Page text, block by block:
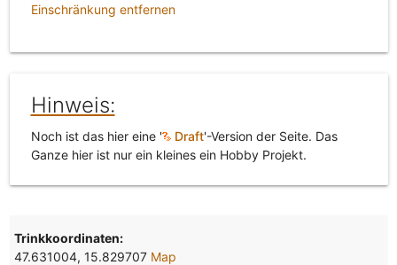
Einschränkung entfernen
Hinweis:
Noch ist das hier eine ' Draft'-Version der Seite. Das
Ganze hier ist nur ein kleines ein Hobby Projekt.
Trinkkoordinaten:
47.631004, 15.829707 Map